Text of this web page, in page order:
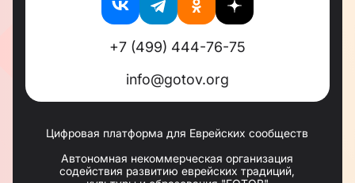
+7 (499) 444-76-75
info@gotov.org
Цифровая платформа для Еврейских сообществ
Автономная некоммерческая организация
содействия развитию еврейских традиций,